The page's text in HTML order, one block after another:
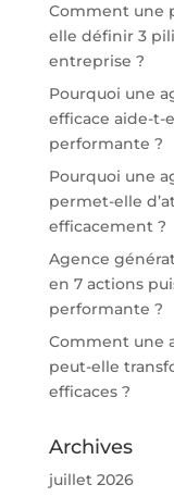
Comment une
elle définir 3
entreprise ?
Pourquoi une
efficace aide-t-
performante ?
Pourquoi une
permet-elle
efficacement ?
Agence
en 7 actions
performante ?
Comment une
peut-elle
efficaces ?
Archives
juillet 2026